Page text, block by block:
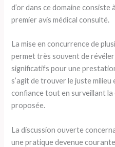
d’or dans ce domaine
premier avis médical consulté.
La mise en concurrence de
permet très souvent de
significatifs pour une
s’agit de trouver le juste
confiance tout en surveillant
proposée.
La discussion ouverte
une pratique devenue